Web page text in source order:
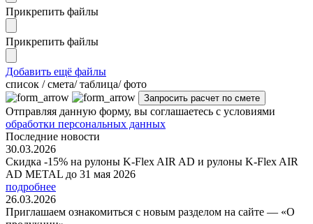
Прикрепить файлы
Прикрепить файлы
Добавить ещё файлы
cписок / смета/ таблица/ фото
Отправляя данную форму, вы соглашаетесь с условиями
обработки персональных данных
Последние новости
30.03.2026
Скидка -15% на рулоны K-Flex AIR AD и рулоны K-Flex AIR
AD METAL до 31 мая 2026
подробнее
26.03.2026
Приглашаем ознакомиться с новым разделом на сайте — «О